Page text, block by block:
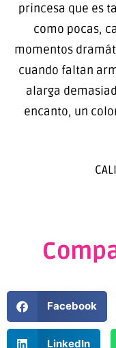
princesa que es
como pocas,
momentos
cuando faltan
alarga
encanto, un
Facebook
LinkedIn